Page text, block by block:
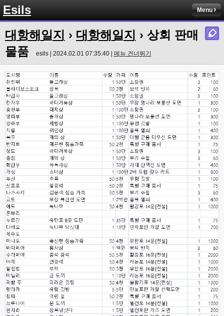
Esils Menu
대항해일지 › 대항해일지 › 상회 판매
물품
esils | 2024.02.01 07:35:40 | 메뉴 건너뛰기
그건 아직 그대로 인데용 ㅎㅎ
00:00
이거나 수정해야겟어요 하핫 ;;
esils
고게임77 00:03
테스트하는동안 전 안나가고있겠습니다. ㅋㅋ
esils 00:03
아녀요 하실꺼 하셔도 되요 ㅋ
esils 00:04
라이믹스로 갈아타야되나 말아야하나 심히 고민중입니다 ㅋ
esils 00:04
워드프레스는 영 손에 안맞고 ..
고게임77 00:05
이거 아직 xe1인가용
esils 00:06
네
esils 00:06
이쪽 사이트는 웹호스팅 php5.5버전쪽 ,,
고게임77 00:06
라이믹스나 xe1이나 똑같은거같은데용 ㅎ-ㅎ;;; 중요한 데이트가있으면 옴기
기 골치 아프긴 한데 전 갈아업고 넘어가서
고게임77 00:06